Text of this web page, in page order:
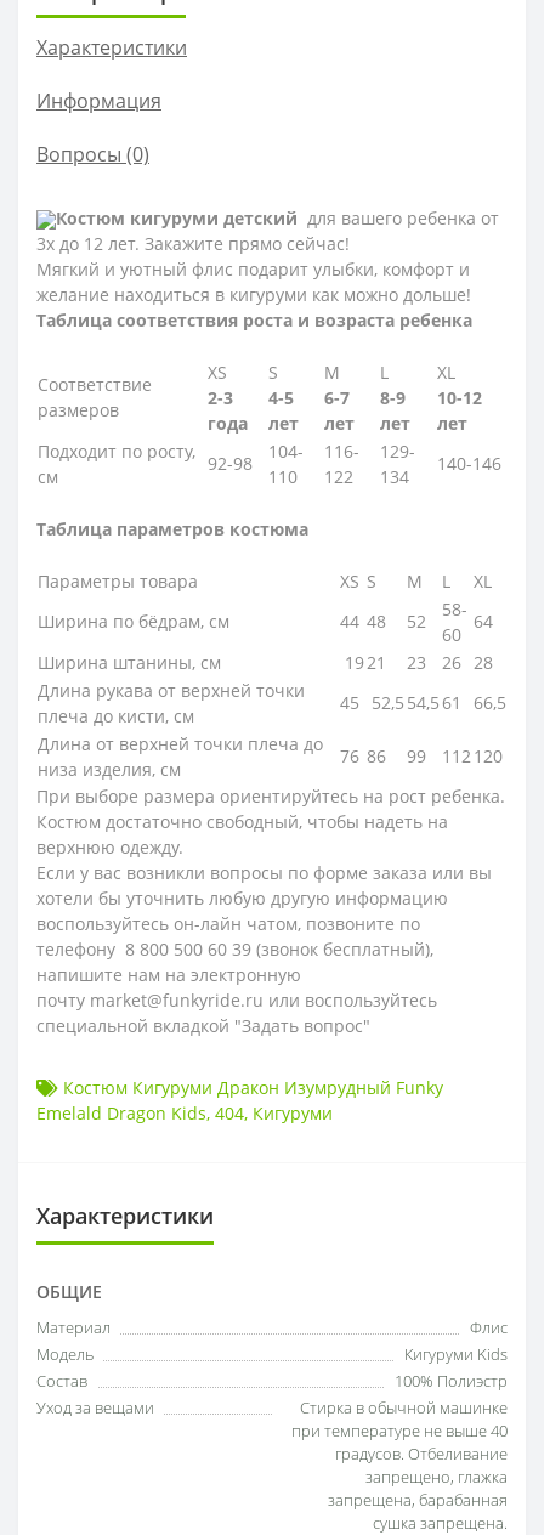
Характеристики
Информация
Вопросы (0)
Костюм кигуруми детский для вашего ребенка от
3х до 12 лет. Закажите прямо сейчас!
Мягкий и уютный флис подарит улыбки, комфорт и
желание находиться в кигуруми как можно дольше!
Таблица соответствия роста и возраста ребенка
Соответствие
размеров
XS
2-3
года
S
4-5
лет
M
6-7
лет
L
8-9
лет
XL
10-12
лет
Подходит по росту,
см
92-98
104-
110
116-
122
129-
134
140-146
Таблица параметров костюма
Параметры товара XS S M L
XL
Ширина по бёдрам, см
44 48 52
58-
60
64
Ширина штанины, см
1921 23 26 28
Длина рукава от верхней точки
плеча до кисти, см
45 52,5 54,5 61
66,5
Длина от верхней точки плеча до
низа изделия, см
76 86 99 112120
При выборе размера ориентируйтесь на рост ребенка.
Костюм достаточно свободный, чтобы надеть на
верхнюю одежду.
Если у вас возникли вопросы по форме заказа или вы
хотели бы уточнить любую другую информацию
воспользуйтесь он-лайн чатом, позвоните по
телефону 8 800 500 60 39 (звонок бесплатный),
напишите нам на электронную
почту market@funkyride.ru или воспользуйтесь
специальной вкладкой "Задать вопрос"
Костюм Кигуруми Дракон Изумрудный Funky
Emelald Dragon Kids, 404, Кигуруми
Характеристики
ОБЩИЕ
Материал
Флис
Модель
Кигуруми Kids
Состав
100% Полиэстр
Уход за вещами
Стирка в обычной машинке
при температуре не выше 40
градусов. Отбеливание
запрещено, глажка
запрещена, барабанная
сушка запрещена.